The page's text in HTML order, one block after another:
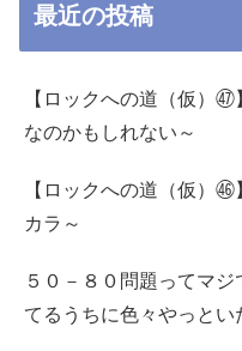
最近の投稿
【ロックへの道（仮）
なのかもしれない～
【ロックへの道（仮）
カラ～
５０－８０問題ってマ
てるうちに色々やっとい